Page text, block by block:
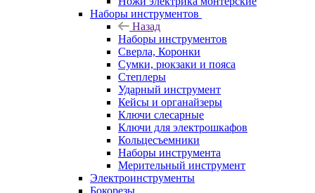
Наборы инструментов
Назад
Наборы инструментов
Сверла, Коронки
Сумки, рюкзаки и пояса
Степлеры
Ударный инструмент
Кейсы и органайзеры
Ключи слесарные
Ключи для электрошкафов
Кольцесъемники
Наборы инструмента
Мерительный инструмент
Электроинструменты
Бокорезы